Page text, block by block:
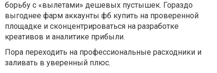
борьбу с «вылетами» дешевых пустышек. Гораздо
выгоднее фарм аккаунты фб купить на проверенной
площадке и сконцентрироваться на разработке
креативов и аналитике прибыли.
Пора переходить на профессиональные расходники и
заливать в уверенный плюс.